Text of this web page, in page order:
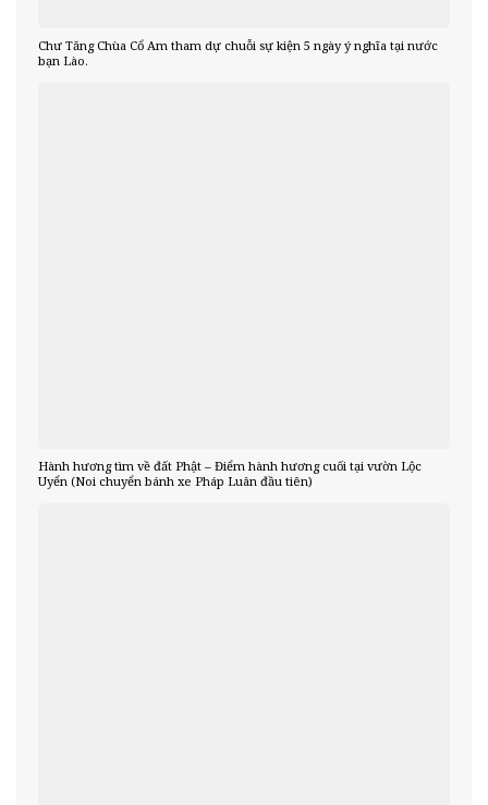
Chư Tăng Chùa Cổ Am tham dự chuỗi sự kiện 5 ngày ý nghĩa tại nước
bạn Lào.
Hành hương tìm về đất Phật – Điểm hành hương cuối tại vườn Lộc
Uyển (Noi chuyển bánh xe Pháp Luân đầu tiên)